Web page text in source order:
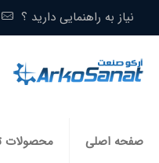
نیاز به راهنمایی دارید ؟
صفحه اصلی محصولات